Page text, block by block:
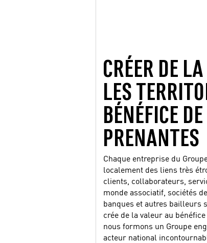
CRÉER DE
LES
BÉNÉFICE
PRENANTES
Chaque entreprise du
localement des liens très
clients, collaborateurs,
monde associatif, sociétés
banques et autres bailleurs
crée de la valeur au
nous formons un Groupe
acteur national